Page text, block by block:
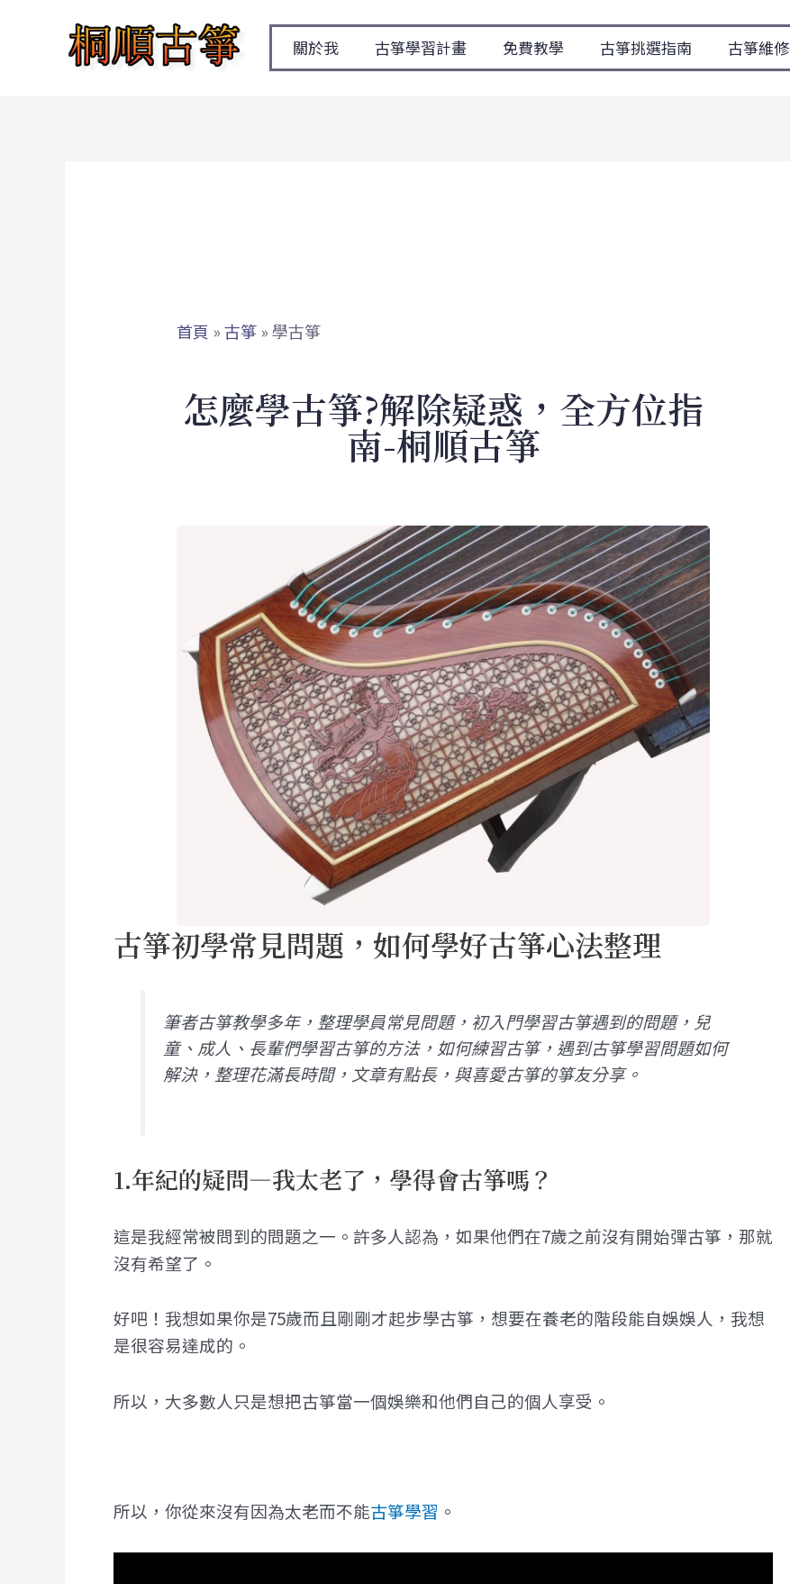
關於我 古箏學習計畫 免費教學 古箏挑選指南 古箏維修
首頁 »古箏»學古箏
怎麼學古箏?解除疑惑，全方位指
南-桐順古箏
古箏初學常見問題，如何學好古箏心法整理
筆者古箏教學多年，整理學員常見問題，初入門學習古箏遇到的問題，兒
童、成人、長輩們學習古箏的方法，如何練習古箏，遇到古箏學習問題如何
解決，整理花滿長時間，文章有點長，與喜愛古箏的箏友分享。
1.年紀的疑問—我太老了，學得會古箏嗎？
這是我經常被問到的問題之一。許多人認為，如果他們在7歲之前沒有開始彈古箏，那就
沒有希望了。
好吧！我想如果你是75歲而且剛剛才起步學古箏，想要在養老的階段能自娛娛人，我想
是很容易達成的。
所以，大多數人只是想把古箏當一個娛樂和他們自己的個人享受。
所以，你從來沒有因為太老而不能古箏學習 。